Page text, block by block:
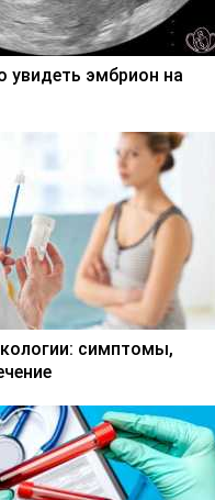
увидеть эмбрион на
симптомы,